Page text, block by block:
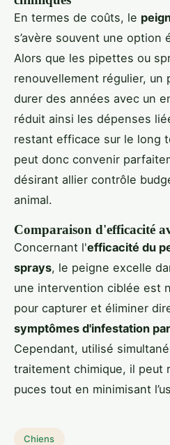
En termes de coûts, le
s’avère souvent une option
Alors que les pipettes ou
renouvellement régulier, un
durer des années avec un
réduit ainsi les dépenses
restant efficace sur le long
peut donc convenir
désirant allier contrôle
animal.
Comparaison d'efficacité
Concernant l'efficacité du
sprays, le peigne excelle
une intervention ciblée est
pour capturer et éliminer
symptômes d'infestation
Cependant, utilisé
traitement chimique, il peut
puces tout en minimisant
Chiens